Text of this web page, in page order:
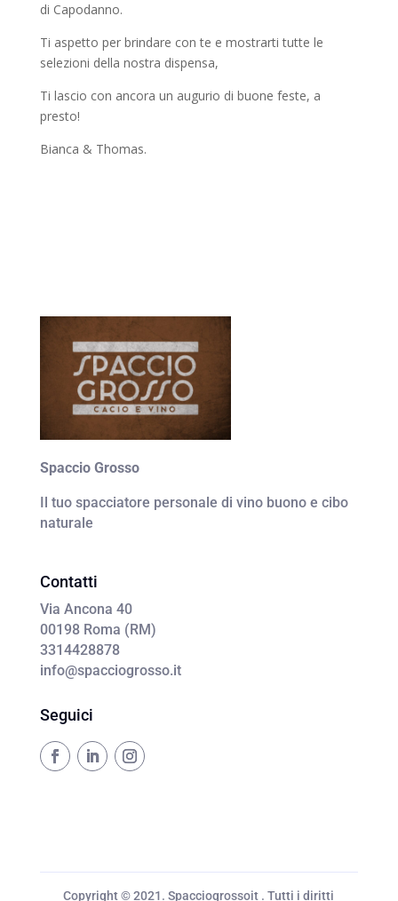
di Capodanno.
Ti aspetto per brindare con te e mostrarti tutte le
selezioni della nostra dispensa,
Ti lascio con ancora un augurio di buone feste, a
presto!
Bianca & Thomas.
Spaccio Grosso
Il tuo spacciatore personale di vino buono e cibo
naturale
Contatti
Via Ancona 40
00198 Roma (RM)
3314428878
info@spacciogrosso.it
Seguici
Copyright © 2021. Spacciogrossoit . Tutti i diritti